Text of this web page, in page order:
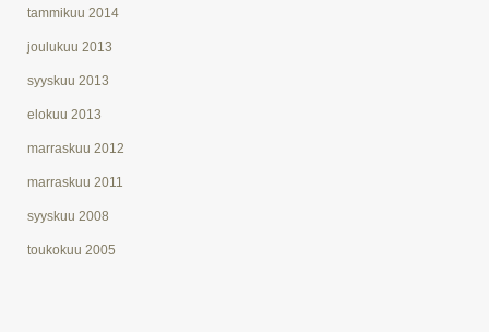
tammikuu 2014
joulukuu 2013
syyskuu 2013
elokuu 2013
marraskuu 2012
marraskuu 2011
syyskuu 2008
toukokuu 2005